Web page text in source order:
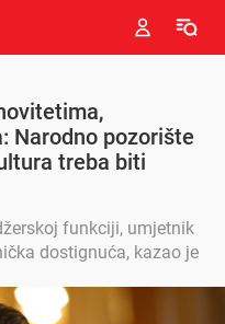
Narodno pozorište
treba biti
funkciji, umjetnik
dostignuća, kazao je